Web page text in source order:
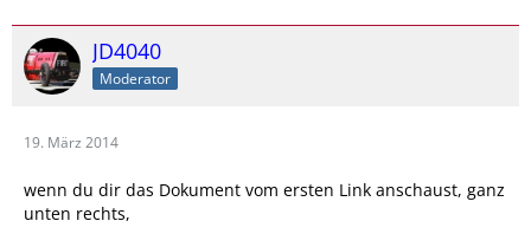
JD4040
Moderator
19. März 2014
wenn du dir das Dokument vom ersten Link anschaust, ganz
unten rechts,